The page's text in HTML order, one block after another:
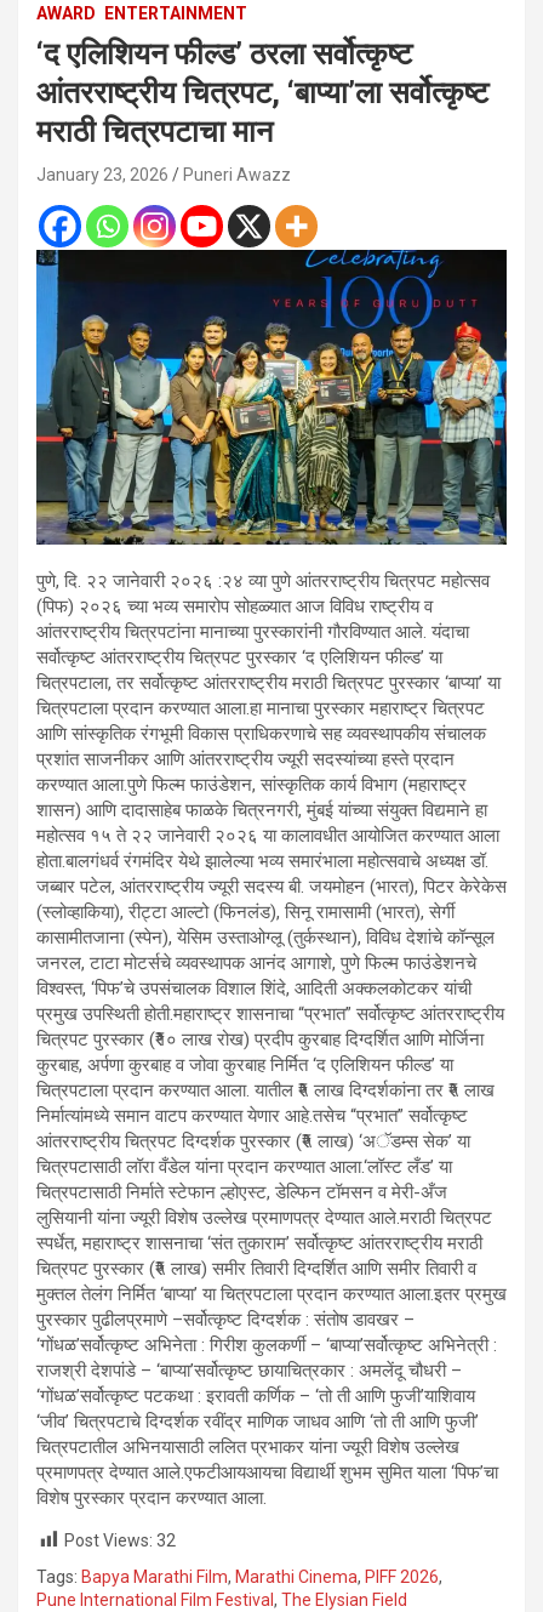
AWARD ENTERTAINMENT
‘द एलिशियन फील्ड’ ठरला सर्वोत्कृष्ट
आंतरराष्ट्रीय चित्रपट, ‘बाप्या’ला सर्वोत्कृष्ट
मराठी चित्रपटाचा मान
January 23, 2026 Puneri Awazz
पुणे, दि. २२ जानेवारी २०२६ :२४ व्या पुणे आंतरराष्ट्रीय चित्रपट महोत्सव
(पिफ) २०२६ च्या भव्य समारोप सोहळ्यात आज विविध राष्ट्रीय व
आंतरराष्ट्रीय चित्रपटांना मानाच्या पुरस्कारांनी गौरविण्यात आले. यंदाचा
सर्वोत्कृष्ट आंतरराष्ट्रीय चित्रपट पुरस्कार ‘द एलिशियन फील्ड’ या
चित्रपटाला, तर सर्वोत्कृष्ट आंतरराष्ट्रीय मराठी चित्रपट पुरस्कार ‘बाप्या’ या
चित्रपटाला प्रदान करण्यात आला.हा मानाचा पुरस्कार महाराष्ट्र चित्रपट
आणि सांस्कृतिक रंगभूमी विकास प्राधिकरणाचे सह व्यवस्थापकीय संचालक
प्रशांत साजनीकर आणि आंतरराष्ट्रीय ज्यूरी सदस्यांच्या हस्ते प्रदान
करण्यात आला.पुणे फिल्म फाउंडेशन, सांस्कृतिक कार्य विभाग (महाराष्ट्र
शासन) आणि दादासाहेब फाळके चित्रनगरी, मुंबई यांच्या संयुक्त विद्यमाने हा
महोत्सव १५ ते २२ जानेवारी २०२६ या कालावधीत आयोजित करण्यात आला
होता.बालगंधर्व रंगमंदिर येथे झालेल्या भव्य समारंभाला महोत्सवाचे अध्यक्ष डॉ.
जब्बार पटेल, आंतरराष्ट्रीय ज्यूरी सदस्य बी. जयमोहन (भारत), पिटर केरेकेस
(स्लोव्हाकिया), रीट्टा आल्टो (फिनलंड), सिनू रामासामी (भारत), सेर्गी
कासामीतजाना (स्पेन), येसिम उस्ताओग्लू (तुर्कस्थान), विविध देशांचे कॉन्सूल
जनरल, टाटा मोटर्सचे व्यवस्थापक आनंद आगाशे, पुणे फिल्म फाउंडेशनचे
विश्वस्त, ‘पिफ’चे उपसंचालक विशाल शिंदे, आदिती अक्कलकोटकर यांची
प्रमुख उपस्थिती होती.महाराष्ट्र शासनाचा “प्रभात” सर्वोत्कृष्ट आंतरराष्ट्रीय
चित्रपट पुरस्कार (₹१० लाख रोख) प्रदीप कुरबाह दिग्दर्शित आणि मोर्जिना
कुरबाह, अर्पणा कुरबाह व जोवा कुरबाह निर्मित ‘द एलिशियन फील्ड’ या
चित्रपटाला प्रदान करण्यात आला. यातील ₹५ लाख दिग्दर्शकांना तर ₹५ लाख
निर्मात्यांमध्ये समान वाटप करण्यात येणार आहे.तसेच “प्रभात” सर्वोत्कृष्ट
आंतरराष्ट्रीय चित्रपट दिग्दर्शक पुरस्कार (₹५ लाख) ‘अॅडम्स सेक’ या
चित्रपटासाठी लॉरा वँडेल यांना प्रदान करण्यात आला.‘लॉस्ट लँड’ या
चित्रपटासाठी निर्माते स्टेफान ल्होएस्ट, डेल्फिन टॉमसन व मेरी-अँज
लुसियानी यांना ज्यूरी विशेष उल्लेख प्रमाणपत्र देण्यात आले.मराठी चित्रपट
स्पर्धेत, महाराष्ट्र शासनाचा ‘संत तुकाराम’ सर्वोत्कृष्ट आंतरराष्ट्रीय मराठी
चित्रपट पुरस्कार (₹५ लाख) समीर तिवारी दिग्दर्शित आणि समीर तिवारी व
मुक्तल तेलंग निर्मित ‘बाप्या’ या चित्रपटाला प्रदान करण्यात आला.इतर प्रमुख
पुरस्कार पुढीलप्रमाणे –सर्वोत्कृष्ट दिग्दर्शक : संतोष डावखर –
‘गोंधळ’सर्वोत्कृष्ट अभिनेता : गिरीश कुलकर्णी – ‘बाप्या’सर्वोत्कृष्ट अभिनेत्री :
राजश्री देशपांडे – ‘बाप्या’सर्वोत्कृष्ट छायाचित्रकार : अमलेंदू चौधरी –
‘गोंधळ’सर्वोत्कृष्ट पटकथा : इरावती कर्णिक – ‘तो ती आणि फुजी’याशिवाय
‘जीव’ चित्रपटाचे दिग्दर्शक रवींद्र माणिक जाधव आणि ‘तो ती आणि फुजी’
चित्रपटातील अभिनयासाठी ललित प्रभाकर यांना ज्यूरी विशेष उल्लेख
प्रमाणपत्र देण्यात आले.एफटीआयआयचा विद्यार्थी शुभम सुमित याला ‘पिफ’चा
विशेष पुरस्कार प्रदान करण्यात आला.
Post Views: 32
Tags: Bapya Marathi Film, Marathi Cinema, PIFF 2026,
Pune International Film Festival, The Elysian Field